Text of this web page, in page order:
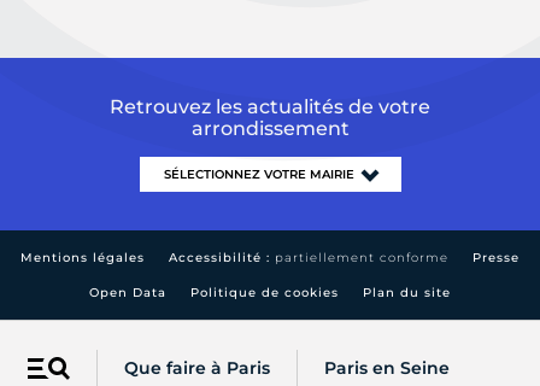
Menu Que faire à Paris Paris en Seine
Retrouvez les actualités de votre
arrondissement
Mentions légales Accessibilité : partiellement conforme Presse
Open Data Politique de cookies Plan du site